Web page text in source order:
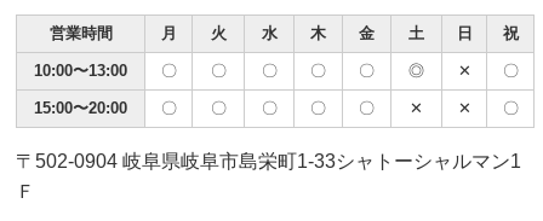
営業時間 月 火 水 木 金 土 日 祝
10:00〜13:00 〇 〇 〇 〇 〇 ◎ ✕ 〇
15:00〜20:00 〇 〇 〇 〇 〇 ✕ ✕ 〇
〒502-0904 岐阜県岐阜市島栄町1-33シャトーシャルマン1
Ｆ